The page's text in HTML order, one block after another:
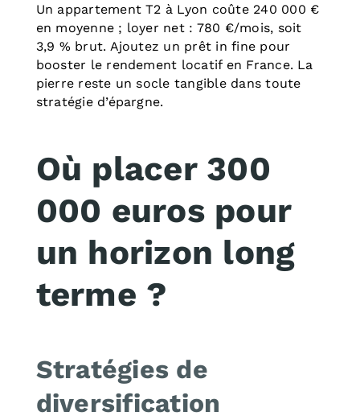
Un appartement T2 à Lyon coûte 240 000 €
en moyenne ; loyer net : 780 €/mois, soit
3,9 % brut. Ajoutez un prêt in fine pour
booster le rendement locatif en France. La
pierre reste un socle tangible dans toute
stratégie d’épargne.
Où placer 300
000 euros pour
un horizon long
terme ?
Stratégies de
diversification